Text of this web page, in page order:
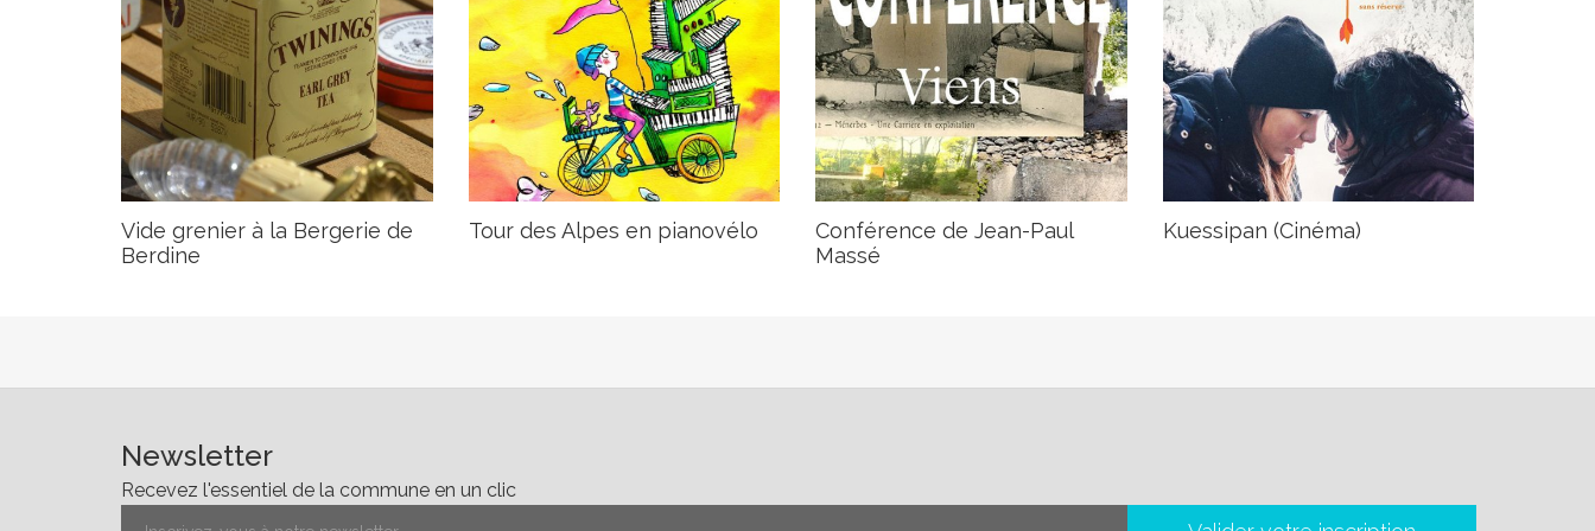
Vide grenier à la Bergerie de
Berdine
Tour des Alpes en pianovélo
Conférence de Jean-Paul
Massé
Kuessipan (Cinéma)
Newsletter
Recevez l'essentiel de la commune en un clic